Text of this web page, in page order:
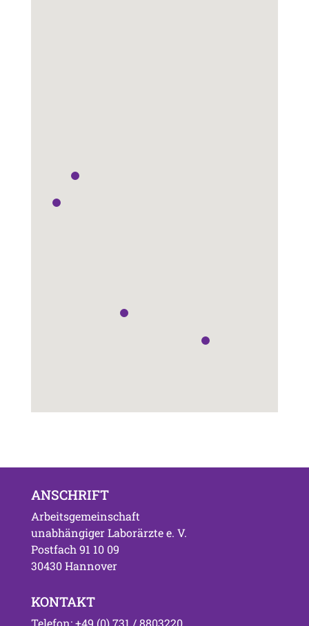
ANSCHRIFT
Arbeitsgemeinschaft
unabhängiger Laborärzte e. V.
Postfach 91 10 09
30430 Hannover
KONTAKT
Telefon: +49 (0) 731 / 8803220